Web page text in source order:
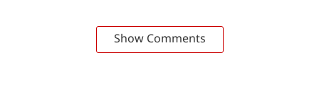
Show Comments